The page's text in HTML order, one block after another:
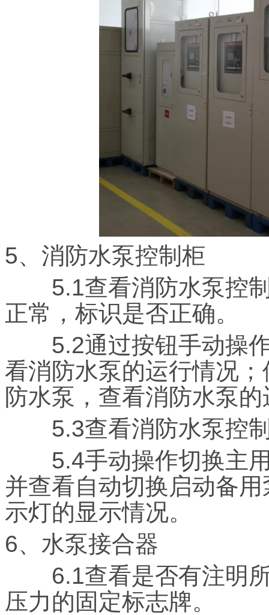
5、消防水泵控制柜
5.1查看消防水泵控制
正常，标识是否正确。
5.2通过按钮手动操作
看消防水泵的运行情况
防水泵，查看消防水泵
5.3查看消防水泵控制
5.4手动操作切换主用
并查看自动切换启动备
示灯的显示情况。
6、水泵接合器
6.1查看是否有注明所
压力的固定标志牌。